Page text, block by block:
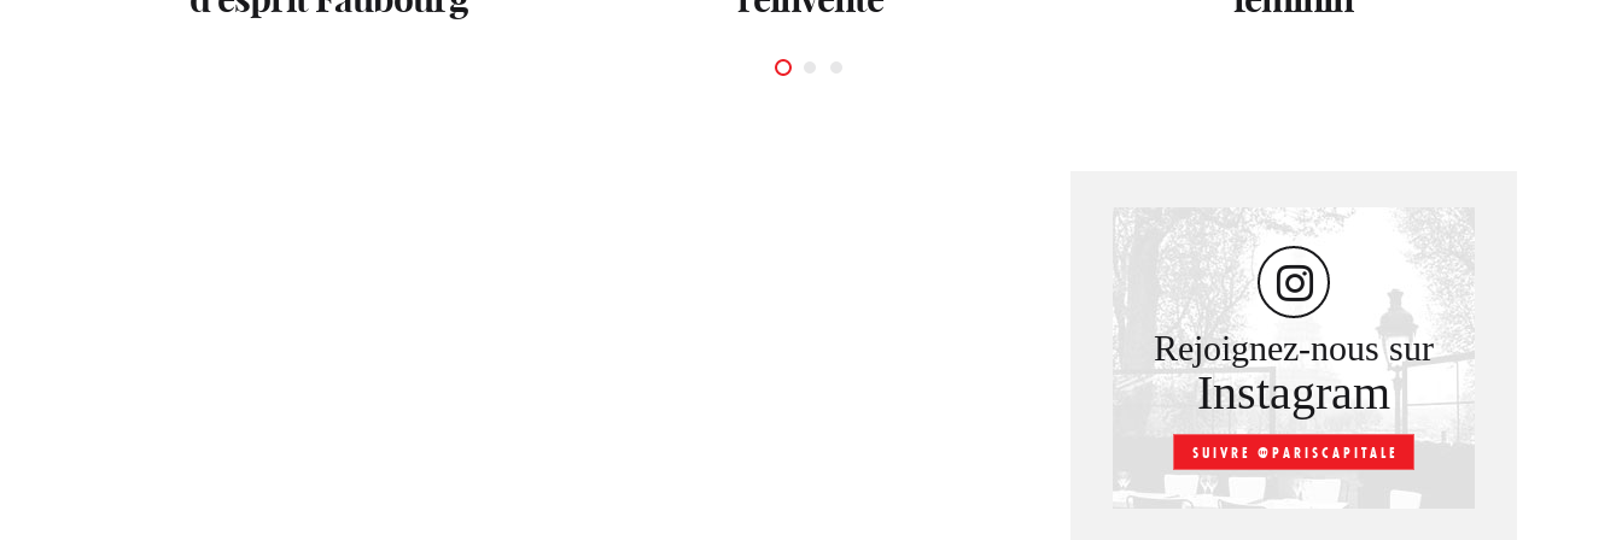
Rejoignez-nous sur
Instagram
SUIVRE @PARISCAPITALE